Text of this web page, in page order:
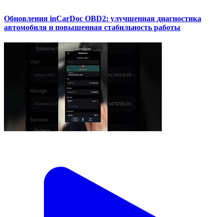
Обновления inCarDoc OBD2: улучшенная диагностика
автомобиля и повышенная стабильность работы